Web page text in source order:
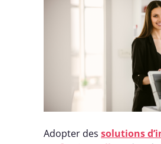
Adopter des solutions